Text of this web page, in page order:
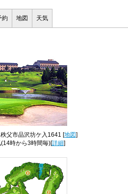
約 地図 天気
父市品沢坊ケ入1641 [地図]
(14時から3時間毎)[詳細]